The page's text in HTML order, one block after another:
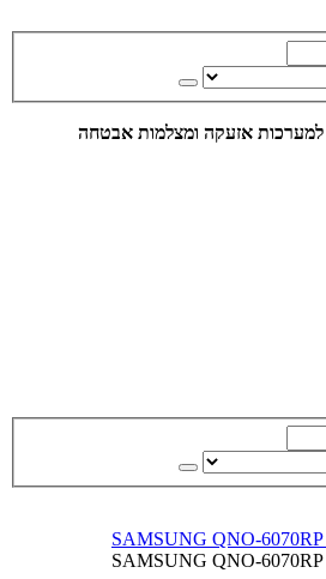
אזעקה ומצלמות אבטחה